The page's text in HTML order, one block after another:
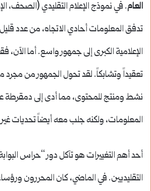
العام. في نموذج الإعلام التقليدي (الصحف،
تدفق المعلومات أحادي الاتجاه، من عدد
الإعلامية الكبرى إلى جمهور واسع. أما الآن،
تعقيداً وتشابكاً. لقد تحول الجمهور من
نشط ومنتج للمحتوى، مما أدى إلى دمقرطة
المعلومات، ولكنه جلب معه أيضاً تحديات
التقليديين. في الماضي، كان المحررون